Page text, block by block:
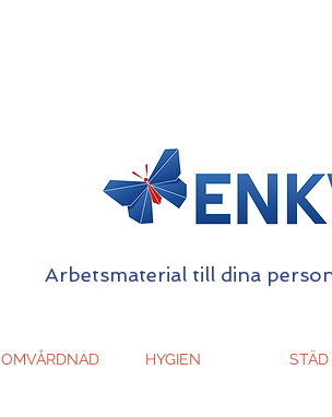
Arbetsmaterial till dina
OMVÅRDNAD HYGIEN STÄD